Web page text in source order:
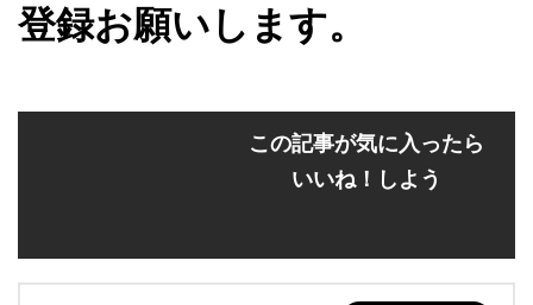
登録お願いします。
この記事が気に入ったら
いいね！しよう